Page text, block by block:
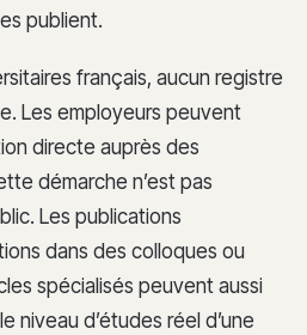
publient.
français, aucun registre
Les employeurs peuvent
directe auprès des
démarche n’est pas
Les publications
dans des colloques ou
spécialisés peuvent aussi
niveau d’études réel d’une